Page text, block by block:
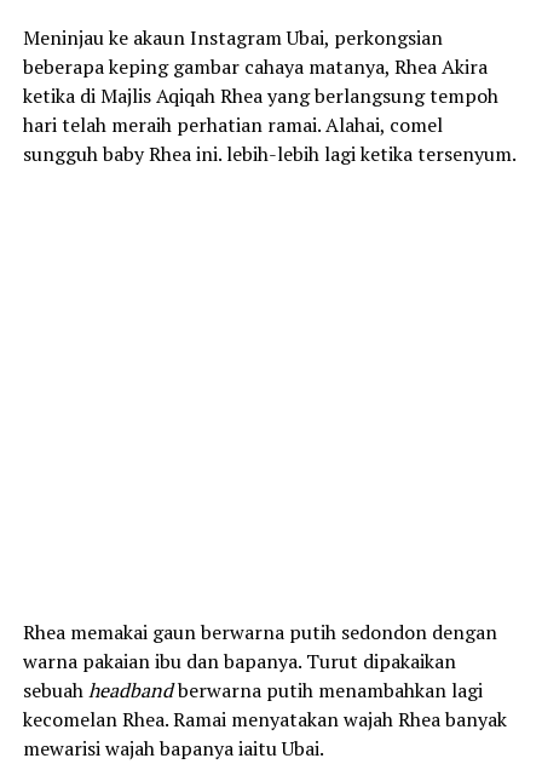
Meninjau ke akaun Instagram Ubai, perkongsian
beberapa keping gambar cahaya matanya, Rhea Akira
ketika di Majlis Aqiqah Rhea yang berlangsung tempoh
hari telah meraih perhatian ramai. Alahai, comel
sungguh baby Rhea ini. lebih-lebih lagi ketika tersenyum.
Rhea memakai gaun berwarna putih sedondon dengan
warna pakaian ibu dan bapanya. Turut dipakaikan
sebuahheadbandberwarna putih menambahkan lagi
kecomelan Rhea. Ramai menyatakan wajah Rhea banyak
mewarisi wajah bapanya iaitu Ubai.